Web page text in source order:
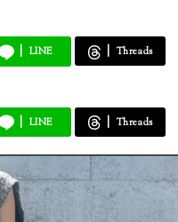
LINE Threads
LINE Threads